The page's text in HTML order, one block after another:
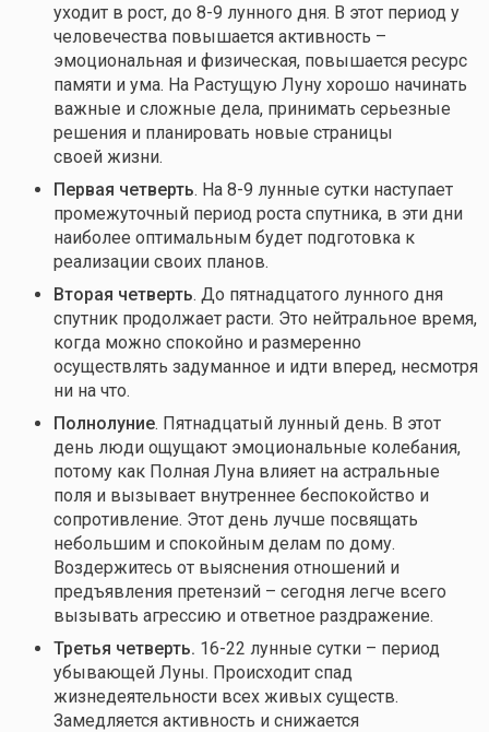
уходит в рост, до 8-9 лунного дня. В этот период у
человечества повышается активность –
эмоциональная и физическая, повышается ресурс
памяти и ума. На Растущую Луну хорошо начинать
важные и сложные дела, принимать серьезные
решения и планировать новые страницы
своей жизни.
Первая четверть. На 8-9 лунные сутки наступает
промежуточный период роста спутника, в эти дни
наиболее оптимальным будет подготовка к
реализации своих планов.
Вторая четверть. До пятнадцатого лунного дня
спутник продолжает расти. Это нейтральное время,
когда можно спокойно и размеренно
осуществлять задуманное и идти вперед, несмотря
ни на что.
Полнолуние. Пятнадцатый лунный день. В этот
день люди ощущают эмоциональные колебания,
потому как Полная Луна влияет на астральные
поля и вызывает внутреннее беспокойство и
сопротивление. Этот день лучше посвящать
небольшим и спокойным делам по дому.
Воздержитесь от выяснения отношений и
предъявления претензий – сегодня легче всего
вызывать агрессию и ответное раздражение.
Третья четверть. 16-22 лунные сутки – период
убывающей Луны. Происходит спад
жизнедеятельности всех живых существ.
Замедляется активность и снижается